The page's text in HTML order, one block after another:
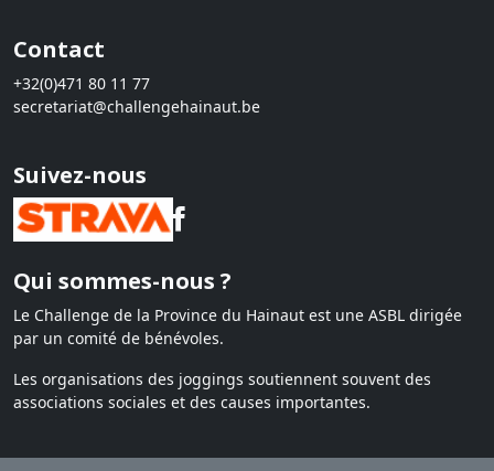
Contact
+32(0)471 80 11 77
secretariat@challengehainaut.be
Suivez-nous
Qui sommes-nous ?
Le Challenge de la Province du Hainaut est une ASBL dirigée
par un comité de bénévoles.
Les organisations des joggings soutiennent souvent des
associations sociales et des causes importantes.